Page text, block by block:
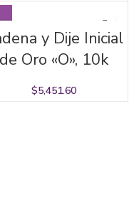
y Dije Inicial
de Oro «O», 10k
$5,451.60